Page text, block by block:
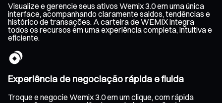
Visualize e gerencie seus ativos Wemix 3.0 em uma única
interface, acompanhando claramente saldos, tendências e
histórico de transações. A carteira de WEMIX integra
todos os recursos em uma experiência completa, intuitiva e
eficiente.
Experiência de negociação rápida e fluida
Troque e negocie Wemix 3.0 em um clique, com rápida